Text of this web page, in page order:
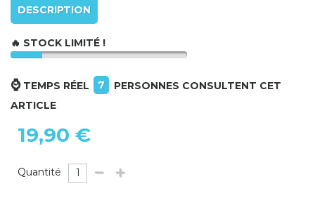
DESCRIPTION
🔥 STOCK LIMITÉ !
⌚TEMPS RÉEL 7
PERSONNES CONSULTENT CET
ARTICLE
19,90 €
Quantité